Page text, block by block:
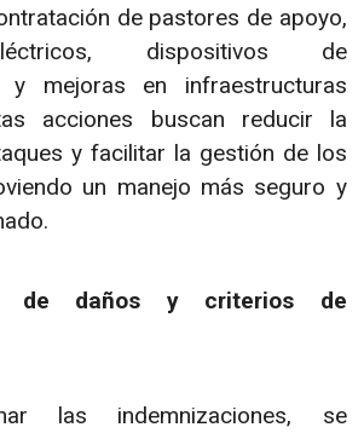
de pastores de apoyo,
dispositivos de
y mejoras en infraestructuras
acciones buscan reducir la
y facilitar la gestión de los
un manejo más seguro y
de daños y criterios de
las indemnizaciones, se